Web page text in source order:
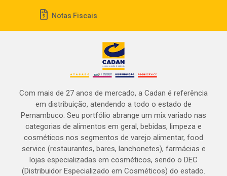
Notas Fiscais
Com mais de 27 anos de mercado, a Cadan é referência
em distribuição, atendendo a todo o estado de
Pernambuco. Seu portfólio abrange um mix variado nas
categorias de alimentos em geral, bebidas, limpeza e
cosméticos nos segmentos de varejo alimentar, food
service (restaurantes, bares, lanchonetes), farmácias e
lojas especializadas em cosméticos, sendo o DEC
(Distribuidor Especializado em Cosméticos) do estado.